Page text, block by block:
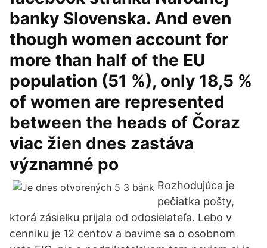
banky Slovenska. And even
though women account for
more than half of the EU
population (51 %), only 18,5 %
of women are represented
between the heads of Čoraz
viac žien dnes zastáva
významné po
Rozhodujúca je
pečiatka pošty,
ktorá zásielku prijala od odosielateľa. Lebo v
cenniku je 12 centov a bavime sa o osobnom